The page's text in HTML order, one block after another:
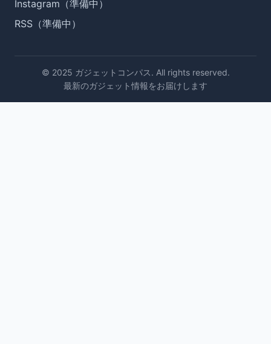
Instagram（準備中）
RSS（準備中）
© 2025 ガジェットコンパス. All rights reserved.
最新のガジェット情報をお届けします